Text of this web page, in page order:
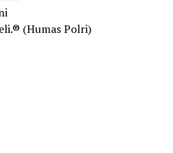
(Humas Polri)